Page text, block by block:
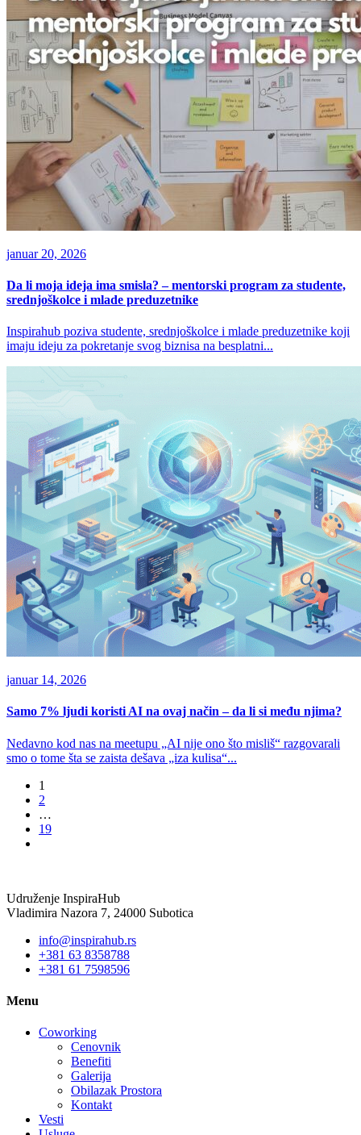
januar 20, 2026
Da li moja ideja ima smisla? – mentorski program za studente,
srednjoškolce i mlade preduzetnike
Inspirahub poziva studente, srednjoškolce i mlade preduzetnike koji
imaju ideju za pokretanje svog biznisa na besplatni...
januar 14, 2026
Samo 7% ljudi koristi AI na ovaj način – da li si među njima?
Nedavno kod nas na meetupu „AI nije ono što misliš“ razgovarali
smo o tome šta se zaista dešava „iza kulisa“...
1
2
…
19
Udruženje InspiraHub
Vladimira Nazora 7, 24000 Subotica
info@inspirahub.rs
+381 63 8358788
+381 61 7598596
Menu
Coworking
Cenovnik
Benefiti
Galerija
Obilazak Prostora
Kontakt
Vesti